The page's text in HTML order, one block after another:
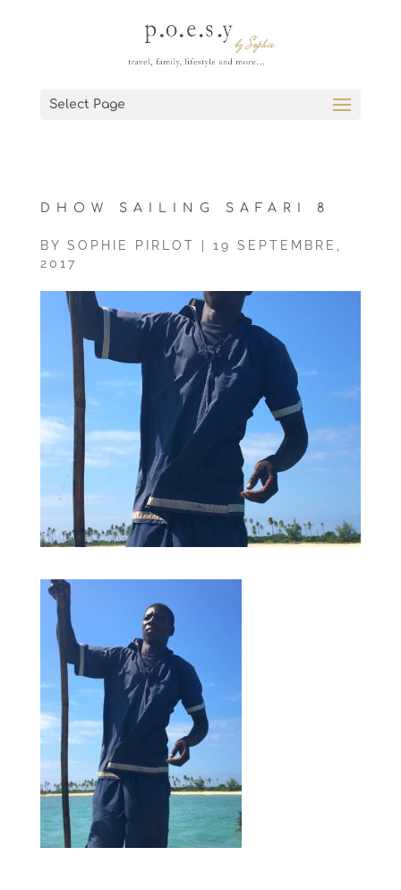
Select Page
DHOW SAILING SAFARI 8
BY SOPHIE PIRLOT
19 SEPTEMBRE,
2017